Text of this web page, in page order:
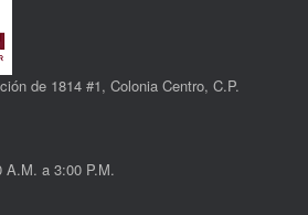
de 1814 #1, Colonia Centro, C.P.
A.M. a 3:00 P.M.